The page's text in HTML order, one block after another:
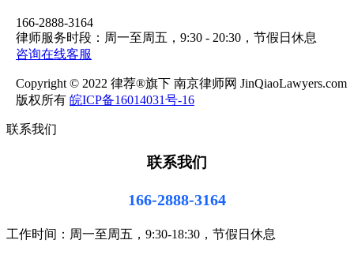
166-2888-3164
律师服务时段：周一至周五，9:30 - 20:30，节假日休息
咨询在线客服
Copyright © 2022 律荐®旗下 南京律师网 JinQiaoLawyers.com
版权所有 皖ICP备16014031号-16
联系我们
联系我们
166-2888-3164
工作时间：周一至周五，9:30-18:30，节假日休息